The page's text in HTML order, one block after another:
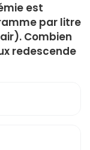
est
par litre
Combien
redescende